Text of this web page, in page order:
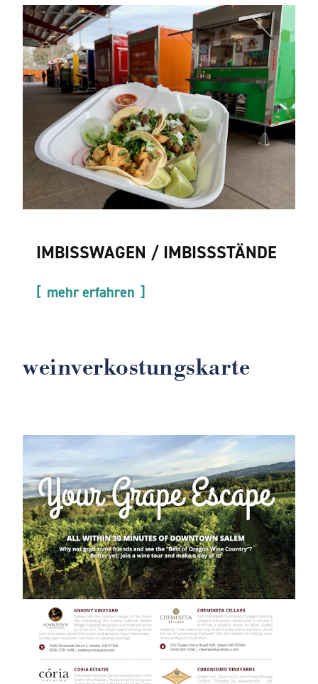
IMBISSWAGEN / IMBISSSTÄNDE
mehr erfahren
weinverkostungskarte